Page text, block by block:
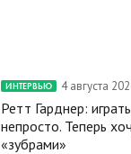
ИНТЕРВЬЮ 4 августа
Ретт Гарднер:
непросто. Теперь
«зубрами»